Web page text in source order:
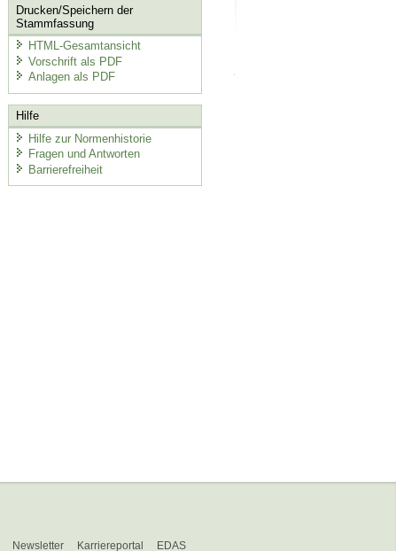
Drucken/Speichern der
Stammfassung
HTML-Gesamtansicht
Vorschrift als PDF
Anlagen als PDF
Hilfe
Hilfe zur Normenhistorie
Fragen und Antworten
Barrierefreiheit
Newsletter Karriereportal EDAS